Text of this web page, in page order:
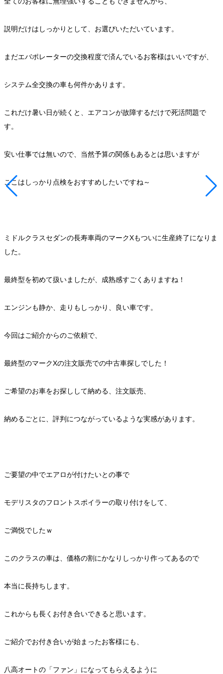
説明だけはしっかりとして、お選びいただいています。
まだエバポレーターの交換程度で済んでいるお客様はいいですが、
システム全交換の車も何件かあります。
これだけ暑い日が続くと、エアコンが故障するだけで死活問題で
す。
安い仕事では無いので、当然予算の関係もあるとは思いますが
ここはしっかり点検をおすすめしたいですね～
ミドルクラスセダンの長寿車両のマークXもついに生産終了になりま
した。
最終型を初めて扱いましたが、成熟感すごくありますね！
エンジンも静か、走りもしっかり、良い車です。
今回はご紹介からのご依頼で、
最終型のマークXの注文販売での中古車探しでした！
ご希望のお車をお探しして納める、注文販売、
納めるごとに、評判につながっているような実感があります。
ご要望の中でエアロが付けたいとの事で
モデリスタのフロントスポイラーの取り付けをして、
ご満悦でしたｗ
このクラスの車は、価格の割にかなりしっかり作ってあるので
本当に長持ちします。
これからも長くお付き合いできると思います。
ご紹介でお付き合いが始まったお客様にも、
八高オートの「ファン」になってもらえるように